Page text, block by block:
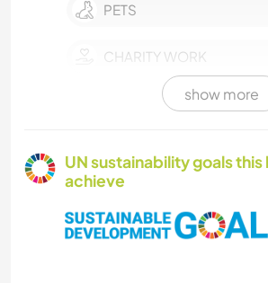
PETS
CHARITY WORK
FARMING
CARPENTRY
show more
UN sustainability goals
achieve